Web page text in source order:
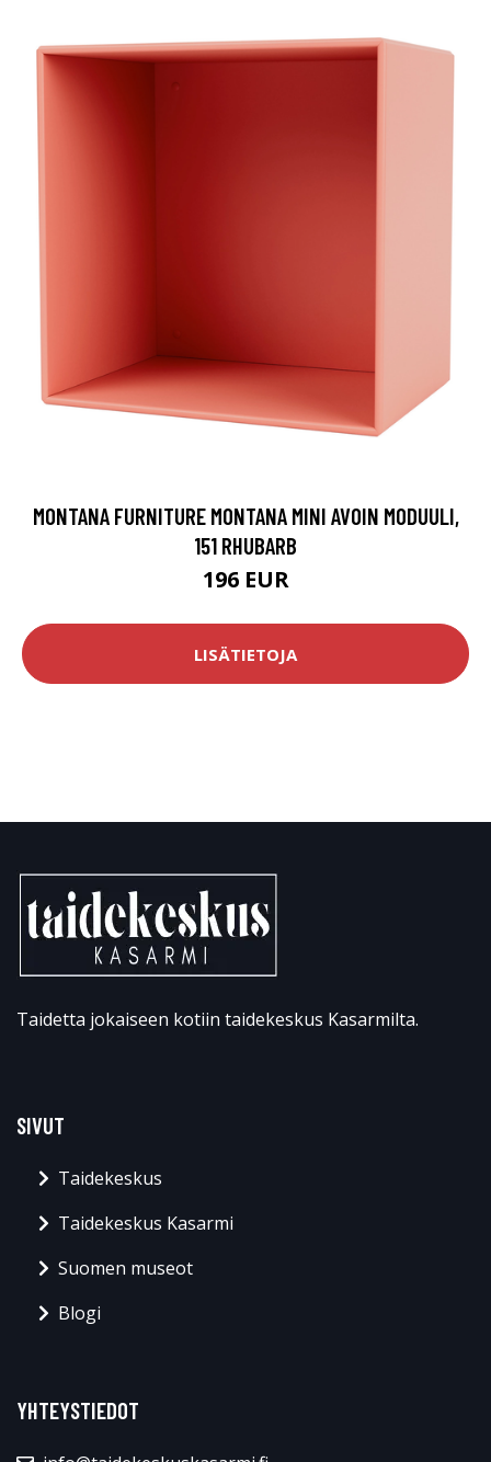
MONTANA FURNITURE MONTANA MINI AVOIN MODUULI,
151 RHUBARB
196 EUR
LISÄTIETOJA
Taidetta jokaiseen kotiin taidekeskus Kasarmilta.
SIVUT
Taidekeskus
Taidekeskus Kasarmi
Suomen museot
Blogi
YHTEYSTIEDOT